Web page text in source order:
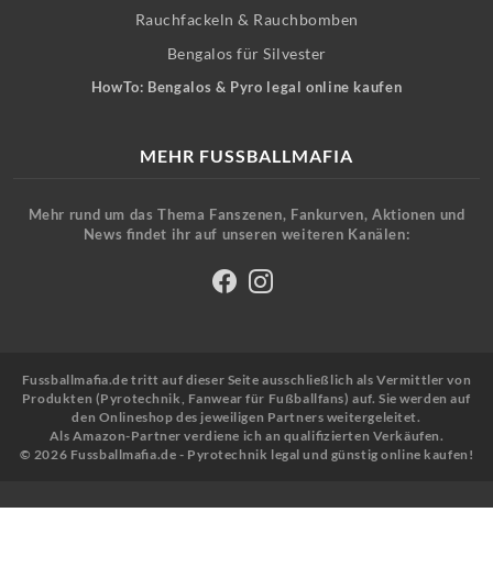
Rauchfackeln & Rauchbomben
Bengalos für Silvester
HowTo: Bengalos & Pyro legal online kaufen
MEHR FUSSBALLMAFIA
Mehr rund um das Thema Fanszenen, Fankurven, Aktionen und
News findet ihr auf unseren weiteren Kanälen:
Fussballmafia.de tritt auf dieser Seite ausschließlich als Vermittler von
Produkten (Pyrotechnik, Fanwear für Fußballfans) auf. Sie werden auf
den Onlineshop des jeweiligen Partners weitergeleitet.
Als Amazon-Partner verdiene ich an qualifizierten Verkäufen.
© 2026 Fussballmafia.de - Pyrotechnik legal und günstig online kaufen!